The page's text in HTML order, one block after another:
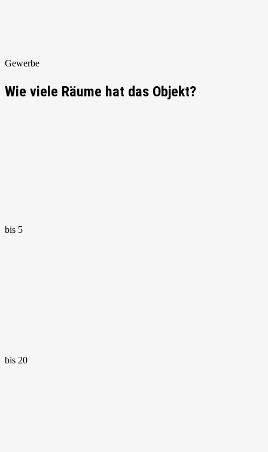
Gewerbe
Wie viele Räume hat das Objekt?
bis 5
bis 20